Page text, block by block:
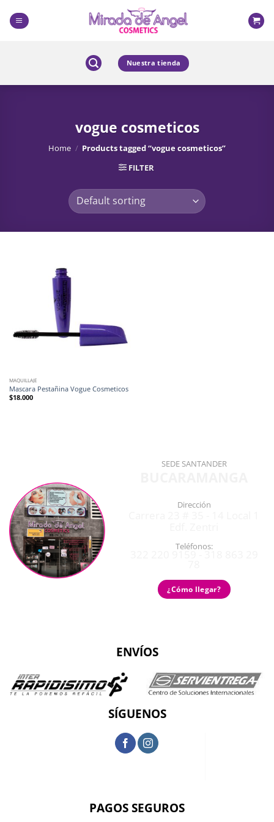
content
Nuestra tienda
vogue cosmeticos
Home / Products tagged “vogue cosmeticos”
FILTER
MAQUILLAJE
Mascara Pestañina Vogue Cosmeticos
$18.000
SEDE SANTANDER
Dirección
Teléfonos:
¿Cómo llegar?
ENVÍOS
SÍGUENOS
PAGOS SEGUROS